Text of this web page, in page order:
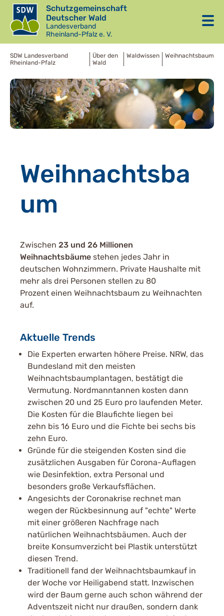
Schutzgemeinschaft
Deutscher Wald
Landesverband
Rheinland-Pfalz e. V.
SDW Landesverband
Rheinland-Pfalz
Über den
Wald
Waldwissen Weihnachtsbaum
Weihnachtsba
um
Zwischen 23 und 26 Millionen
Weihnachtsbäume stehen jedes Jahr in
deutschen Wohnzimmern. Private Haushalte mit
mehr als drei Personen stellen zu 80
Prozent einen Weihnachtsbaum zu Weihnachten
auf.
Aktuelle Trends
Die Experten erwarten höhere Preise. NRW, das
Bundesland mit den meisten
Weihnachtsbaumplantagen, bestätigt die
Vermutung. Nordmanntannen kosten dann
zwischen 20 und 25 Euro pro laufenden Meter.
Die Kosten für die Blaufichte liegen bei
zehn bis 16 Euro und die Fichte bei sechs bis
zehn Euro.
Gründe für die steigenden Kosten sind die
zusätzlichen Ausgaben für Corona-Auflagen
wie Desinfektion, extra Personal und
besonders große Verkaufsflächen.
Angesichts der Coronakrise rechnet man
wegen der Rückbesinnung auf "echte" Werte
mit einer größeren Nachfrage nach
natürlichen Weihnachtsbäumen. Auch der
breite Konsumverzicht bei Plastik unterstützt
diesen Trend.
Traditionell fand der Weihnachtsbaumkauf in
der Woche vor Heiligabend statt. Inzwischen
wird der Baum gerne auch schon während der
Adventszeit nicht nur draußen, sondern dank